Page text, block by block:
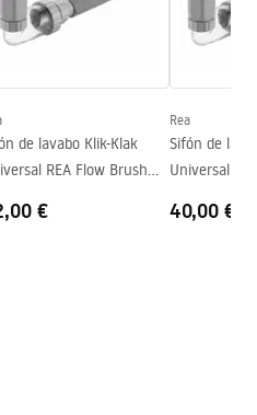
360mm
115
No
de lavabo Klik-Klak
REA Flow Brush
€
Rea
Sifón de
Universal
40,00 €